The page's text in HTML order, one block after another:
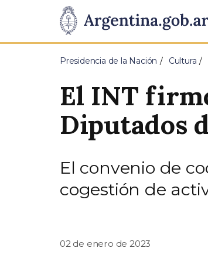
Presidencia
de
Pasar al contenido principal
Presidencia de la Nación Cultura
El INT
Diputados
El convenio de
cogestión de
02 de enero de 2023